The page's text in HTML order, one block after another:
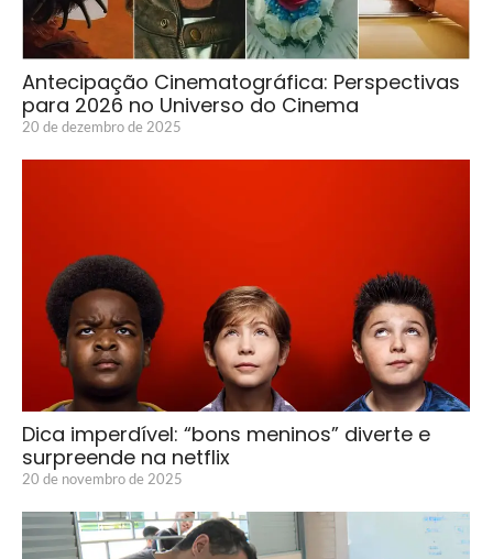
Antecipação Cinematográfica: Perspectivas
para 2026 no Universo do Cinema
20 de dezembro de 2025
Dica imperdível: “bons meninos” diverte e
surpreende na netflix
20 de novembro de 2025